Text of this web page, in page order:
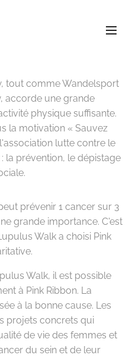
tout comme Wandelsport
accorde une grande
physique suffisante.
la motivation « Sauvez
lutte contre le
la prévention, le dépistage
prévenir 1 cancer sur 3
grande importance. C'est
Walk a choisi Pink
Walk, il est possible
à Pink Ribbon. La
à la bonne cause. Les
projets concrets qui
de vie des femmes et
du sein et de leur